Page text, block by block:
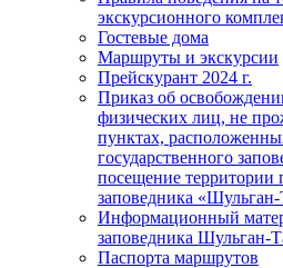
экскурсионного
Гостевые дома
Маршруты и экскурсии
Прейскурант 2024 г.
Приказ об
физических лиц, не
пунктах,
государственного
посещение территории
заповедника
Информационный
заповедника Шульган-
Паспорта маршрутов